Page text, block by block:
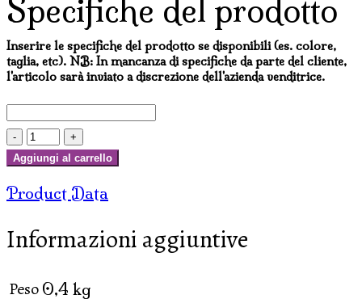
Specifiche del prodotto
Inserire le specifiche del prodotto se disponibili (es. colore,
taglia, etc). NB: In mancanza di specifiche da parte del cliente,
l'articolo sarà inviato a discrezione dell'azienda venditrice.
OLIO
ESSENZIALE
QUALITY
6
Aggiungi al carrello
Product Data
Informazioni aggiuntive
Peso 0,4 kg